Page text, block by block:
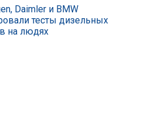
Daimler и BMW
тесты дизельных
на людях